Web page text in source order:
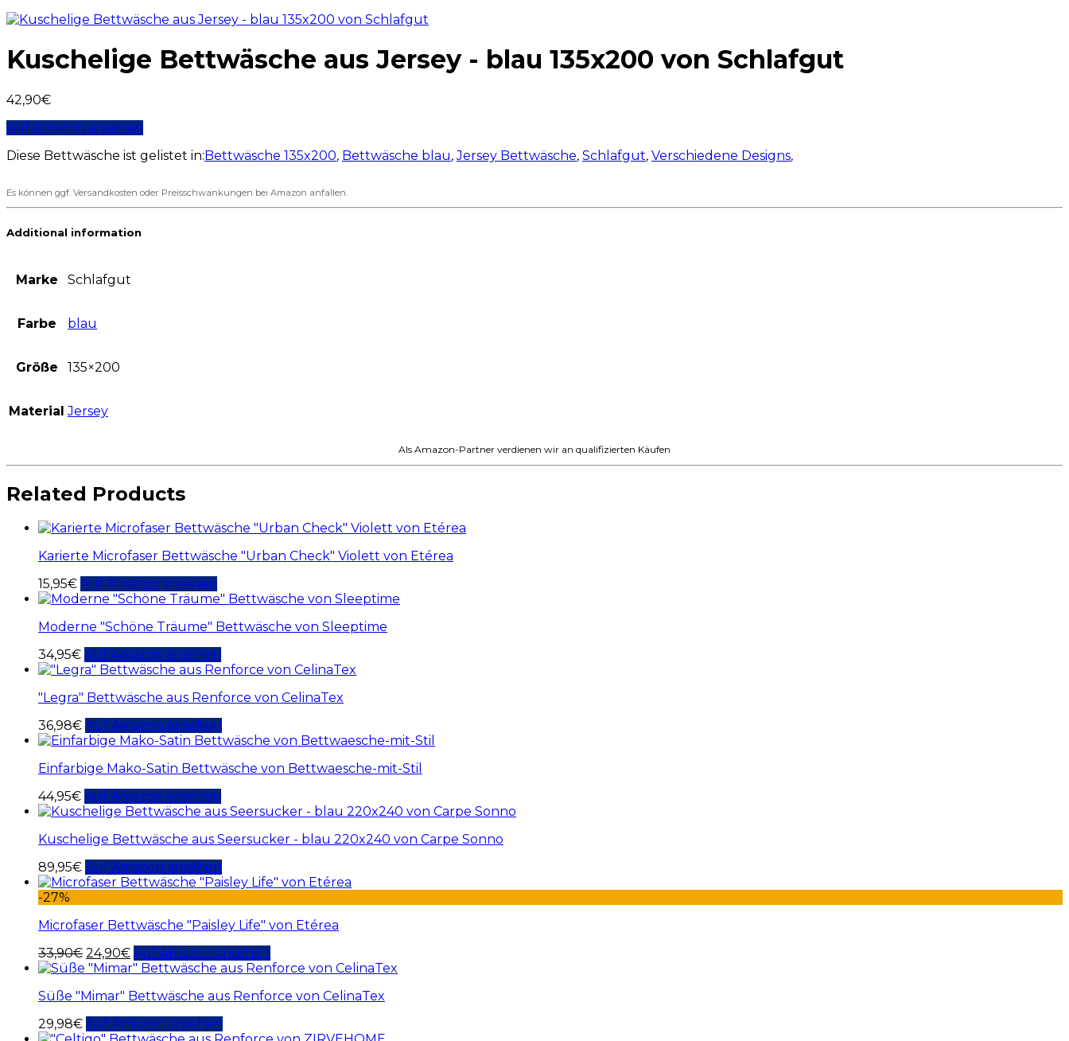
Kuschelige Bettwäsche aus Jersey - blau 135x200 von Schlafgut
42,90€
Auf Amazon ansehen
Diese Bettwäsche ist gelistet in:Bettwäsche 135x200, Bettwäsche blau, Jersey Bettwäsche, Schlafgut, Verschiedene Designs,
Es können ggf. Versandkosten oder Preisschwankungen bei Amazon anfallen.
Additional information
Marke Schlafgut
Farbe blau
Größe 135×200
Material Jersey
Als Amazon-Partner verdienen wir an qualifizierten Käufen
Related Products
Karierte Microfaser Bettwäsche "Urban Check" Violett von Etérea
15,95€ Auf Amazon ansehen
Moderne "Schöne Träume" Bettwäsche von Sleeptime
34,95€ Auf Amazon ansehen
"Legra" Bettwäsche aus Renforce von CelinaTex
36,98€ Auf Amazon ansehen
Einfarbige Mako-Satin Bettwäsche von Bettwaesche-mit-Stil
44,95€ Auf Amazon ansehen
Kuschelige Bettwäsche aus Seersucker - blau 220x240 von Carpe Sonno
89,95€ Auf Amazon ansehen
-27%
Microfaser Bettwäsche "Paisley Life" von Etérea
33,90€ 24,90€ Auf Amazon ansehen
Süße "Mimar" Bettwäsche aus Renforce von CelinaTex
29,98€ Auf Amazon ansehen